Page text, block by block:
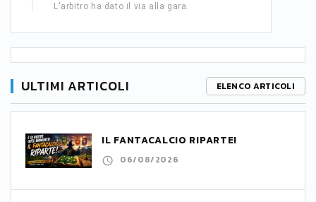
L'arbitro ha dato il via alla gara.
ULTIMI ARTICOLI ELENCO ARTICOLI
IL FANTACALCIO RIPARTE!
06/08/2026